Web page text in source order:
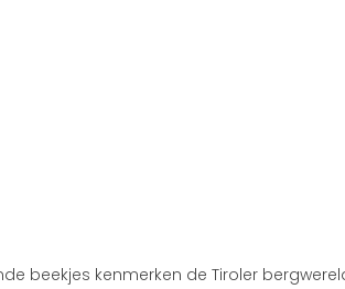
beekjes kenmerken de Tiroler